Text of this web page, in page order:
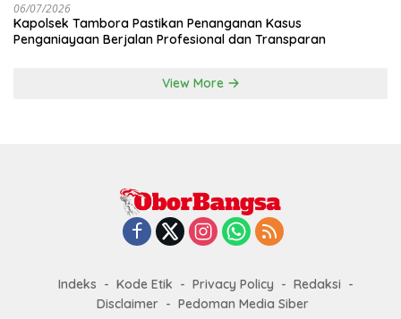
06/07/2026
Kapolsek Tambora Pastikan Penanganan Kasus
Penganiayaan Berjalan Profesional dan Transparan
View More
Indeks Kode Etik Privacy Policy
Redaksi
Disclaimer
Pedoman Media Siber